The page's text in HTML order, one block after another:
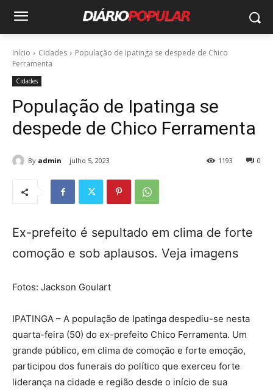
Início Cidades
População de Ipatinga se despede de Chico
Ferramenta
Cidades
População de Ipatinga se
despede de Chico Ferramenta
By admin julho 5, 2023 0
1193
Ex-prefeito é sepultado em clima de forte
comoção e sob aplausos. Veja imagens
Fotos: Jackson Goulart
IPATINGA – A população de Ipatinga despediu-se nesta
quarta-feira (50) do ex-prefeito Chico Ferramenta. Um
grande público, em clima de comoção e forte emoção,
participou dos funerais do político que exerceu forte
liderança na cidade e região desde o início de sua